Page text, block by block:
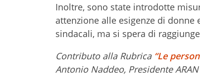
Inoltre, sono state introdotte
attenzione alle esigenze di donne
sindacali, ma si spera di
Contributo alla Rubrica “Le
Antonio Naddeo, Presidente ARAN